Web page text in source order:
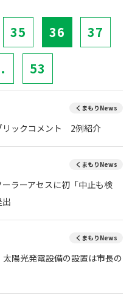
35 36 37
53
くまもりNews
リックコメント 2例紹介
くまもりNews
ラーアセスに初「中止も検
くまもりNews
陽光発電設備の設置は市長の